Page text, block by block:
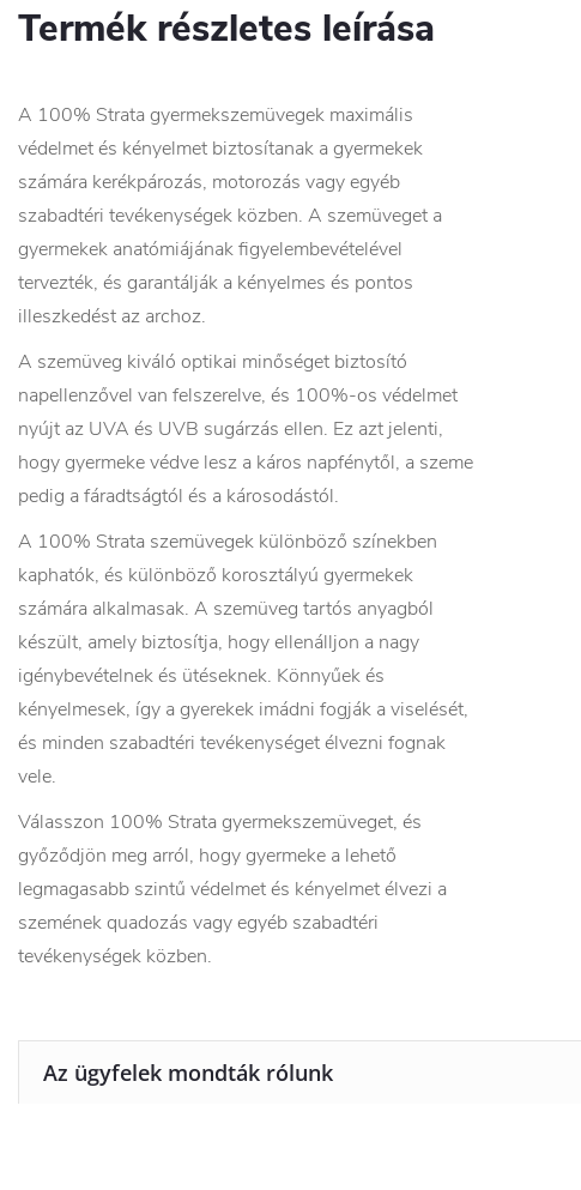
Termék részletes leírása
A 100% Strata gyermekszemüvegek maximális
védelmet és kényelmet biztosítanak a gyermekek
számára kerékpározás, motorozás vagy egyéb
szabadtéri tevékenységek közben. A szemüveget a
gyermekek anatómiájának figyelembevételével
tervezték, és garantálják a kényelmes és pontos
illeszkedést az archoz.
A szemüveg kiváló optikai minőséget biztosító
napellenzővel van felszerelve, és 100%-os védelmet
nyújt az UVA és UVB sugárzás ellen. Ez azt jelenti,
hogy gyermeke védve lesz a káros napfénytől, a szeme
pedig a fáradtságtól és a károsodástól.
A 100% Strata szemüvegek különböző színekben
kaphatók, és különböző korosztályú gyermekek
számára alkalmasak. A szemüveg tartós anyagból
készült, amely biztosítja, hogy ellenálljon a nagy
igénybevételnek és ütéseknek. Könnyűek és
kényelmesek, így a gyerekek imádni fogják a viselését,
és minden szabadtéri tevékenységet élvezni fognak
vele.
Válasszon 100% Strata gyermekszemüveget, és
győződjön meg arról, hogy gyermeke a lehető
legmagasabb szintű védelmet és kényelmet élvezi a
szemének quadozás vagy egyéb szabadtéri
tevékenységek közben.